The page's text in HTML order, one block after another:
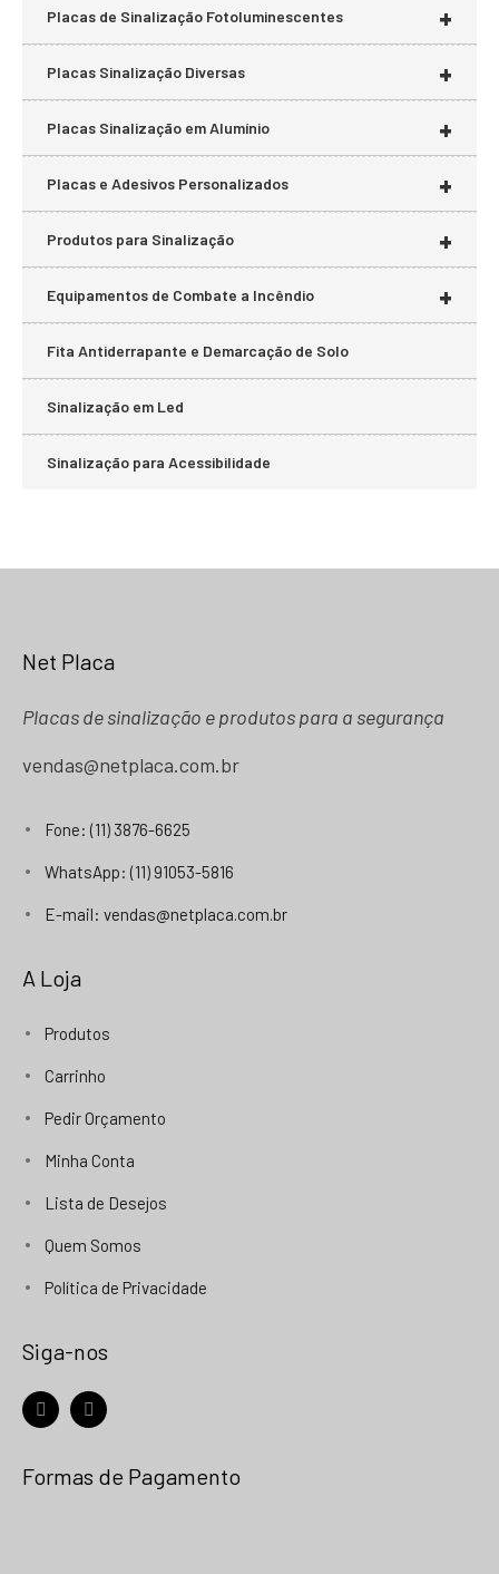
+
Placas de Sinalização Fotoluminescentes
+
Placas Sinalização Diversas
+
Placas Sinalização em Alumínio
+
Placas e Adesivos Personalizados
+
Produtos para Sinalização
+
Equipamentos de Combate a Incêndio
Fita Antiderrapante e Demarcação de Solo
Sinalização em Led
Sinalização para Acessibilidade
Net Placa
Placas de sinalização e produtos para a segurança
vendas@netplaca.com.br
Fone: (11) 3876-6625
WhatsApp: (11) 91053-5816
E-mail: vendas@netplaca.com.br
A Loja
Produtos
Carrinho
Pedir Orçamento
Minha Conta
Lista de Desejos
Quem Somos
Política de Privacidade
Siga-nos
Formas de Pagamento